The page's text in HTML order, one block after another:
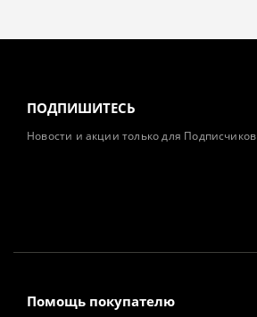
ПОДПИШИТЕСЬ
Новости и акции только для Подписчиков
Помощь покупателю